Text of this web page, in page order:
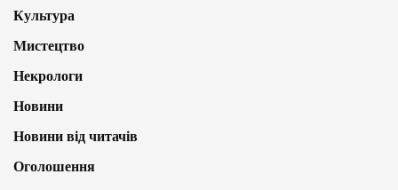
Культура
Мистецтво
Некрологи
Новини
Новини від читачів
Оголошення